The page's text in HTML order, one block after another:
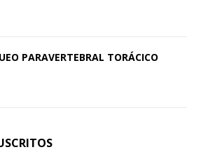
PARAVERTEBRAL TORÁCICO